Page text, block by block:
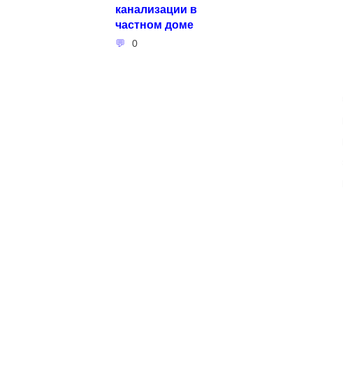
канализации в
частном доме
0